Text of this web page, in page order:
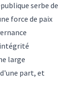
serbe de
force de paix
large
part, et